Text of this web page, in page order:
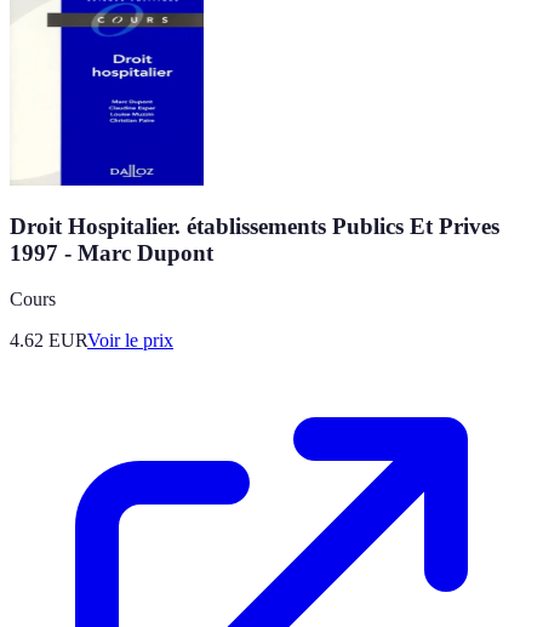
Droit Hospitalier. établissements Publics Et Prives
1997 - Marc Dupont
Cours
4.62 EURVoir le prix